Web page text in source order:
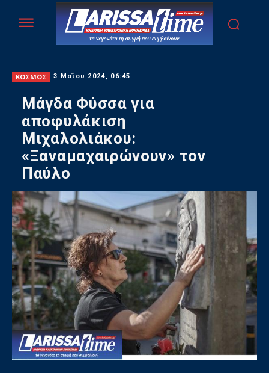
ΚΟΣΜΟΣ 3 Μαΐου 2024, 06:45
Μάγδα Φύσσα για
αποφυλάκιση
Μιχαλολιάκου:
«Ξαναμαχαιρώνουν» τον
Παύλο